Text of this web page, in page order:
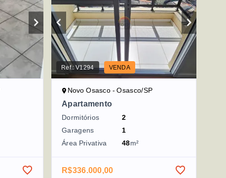
Ref.:V1294 VENDA
Novo Osasco - Osasco/SP
Apartamento
Dormitórios
2
Garagens
1
Área Privativa
48m²
R$336.000,00